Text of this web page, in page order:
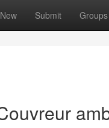
New Submit Groups